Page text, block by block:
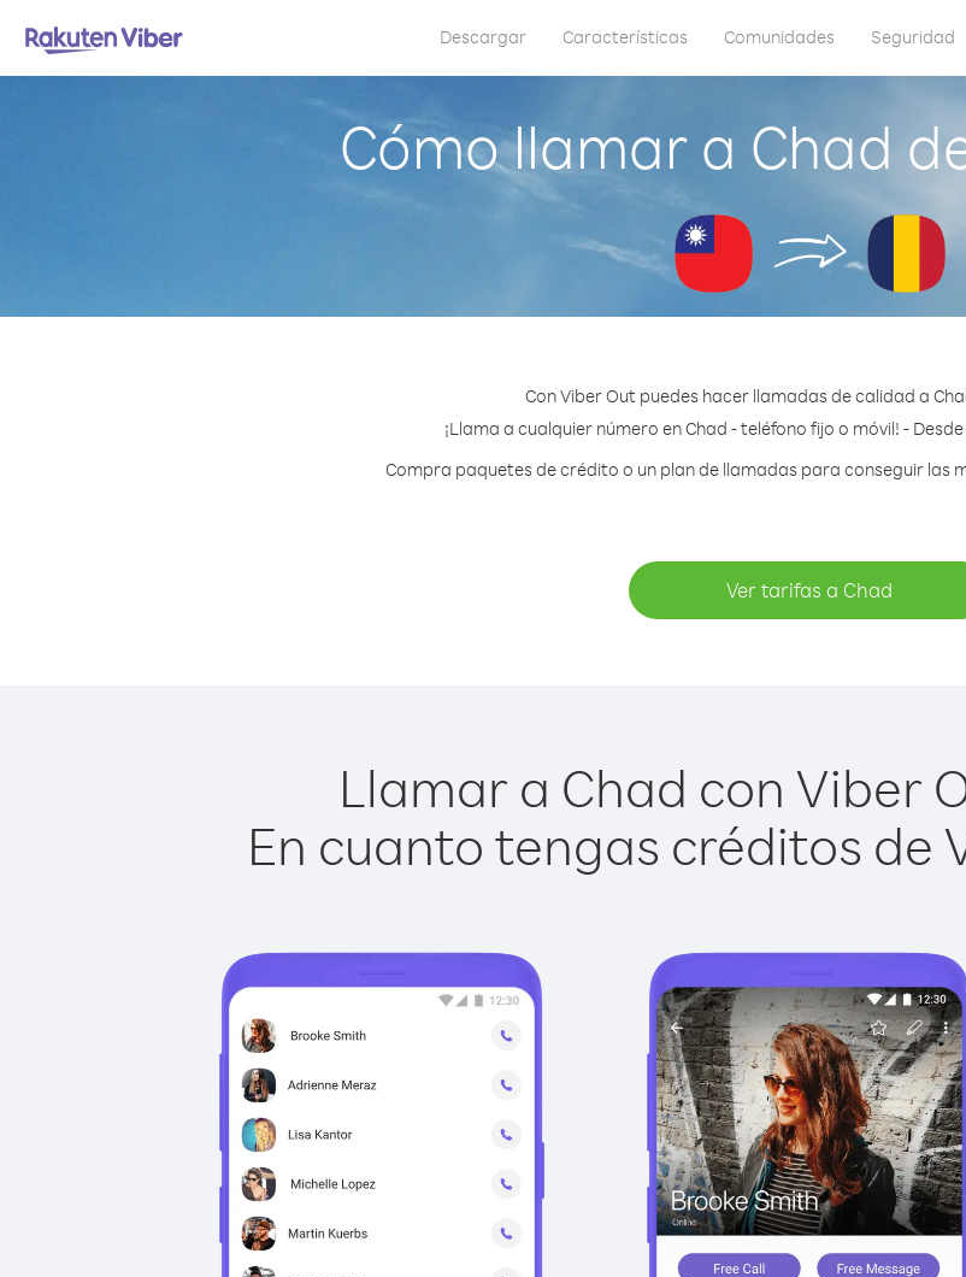
Descargar Características Comunidades Seguridad
Cómo llamar a Chad
Con Viber Out puedes hacer llamadas de calidad a
¡Llama a cualquier número en Chad - teléfono fijo o móvil! -
Compra paquetes de crédito o un plan de llamadas para conseguir las
Ver tarifas a Chad
Llamar a Chad con Viber
En cuanto tengas créditos de